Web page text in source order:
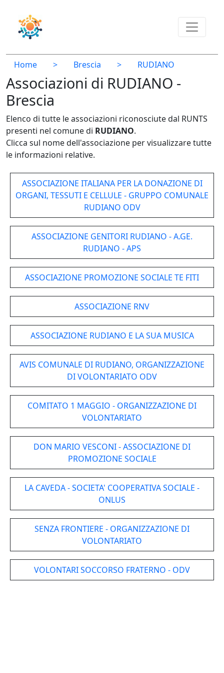
Home > Brescia > RUDIANO
Associazioni di RUDIANO -
Brescia
Elenco di tutte le associazioni riconosciute dal RUNTS
presenti nel comune di RUDIANO.
Clicca sul nome dell'associazione per visualizzare tutte
le informazioni relative.
ASSOCIAZIONE ITALIANA PER LA DONAZIONE DI
ORGANI, TESSUTI E CELLULE - GRUPPO COMUNALE
RUDIANO ODV
ASSOCIAZIONE GENITORI RUDIANO - A.GE.
RUDIANO - APS
ASSOCIAZIONE PROMOZIONE SOCIALE TE FITI
ASSOCIAZIONE RNV
ASSOCIAZIONE RUDIANO E LA SUA MUSICA
AVIS COMUNALE DI RUDIANO, ORGANIZZAZIONE
DI VOLONTARIATO ODV
COMITATO 1 MAGGIO - ORGANIZZAZIONE DI
VOLONTARIATO
DON MARIO VESCONI - ASSOCIAZIONE DI
PROMOZIONE SOCIALE
LA CAVEDA - SOCIETA' COOPERATIVA SOCIALE -
ONLUS
SENZA FRONTIERE - ORGANIZZAZIONE DI
VOLONTARIATO
VOLONTARI SOCCORSO FRATERNO - ODV